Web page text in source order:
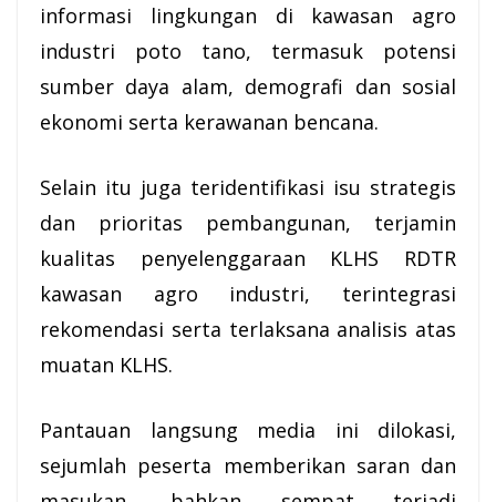
informasi lingkungan di kawasan agro
industri poto tano, termasuk potensi
sumber daya alam, demografi dan sosial
ekonomi serta kerawanan bencana.
Selain itu juga teridentifikasi isu strategis
dan prioritas pembangunan, terjamin
kualitas penyelenggaraan KLHS RDTR
kawasan agro industri, terintegrasi
rekomendasi serta terlaksana analisis atas
muatan KLHS.
Pantauan langsung media ini dilokasi,
sejumlah peserta memberikan saran dan